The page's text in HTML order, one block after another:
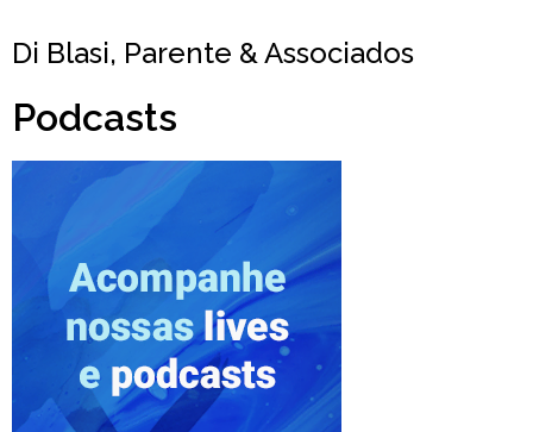
Di Blasi, Parente & Associados
Podcasts